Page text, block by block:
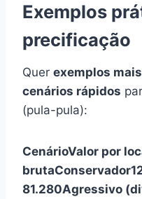
Exemplos
precificação
Quer exemplos
cenários rápidos
(pula-pula):
CenárioValor por
brutaConservador
81.280Agressivo